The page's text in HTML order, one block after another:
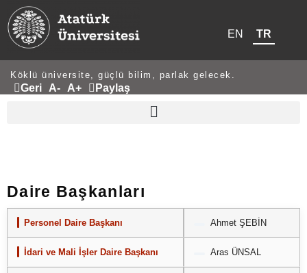
EN TR
Köklü üniversite, güçlü bilim, parlak gelecek.
Geri A- A+ Paylaş
Daire Başkanları
Personel Daire Başkanı Ahmet ŞEBİN
İdari ve Mali İşler Daire Başkanı Aras ÜNSAL